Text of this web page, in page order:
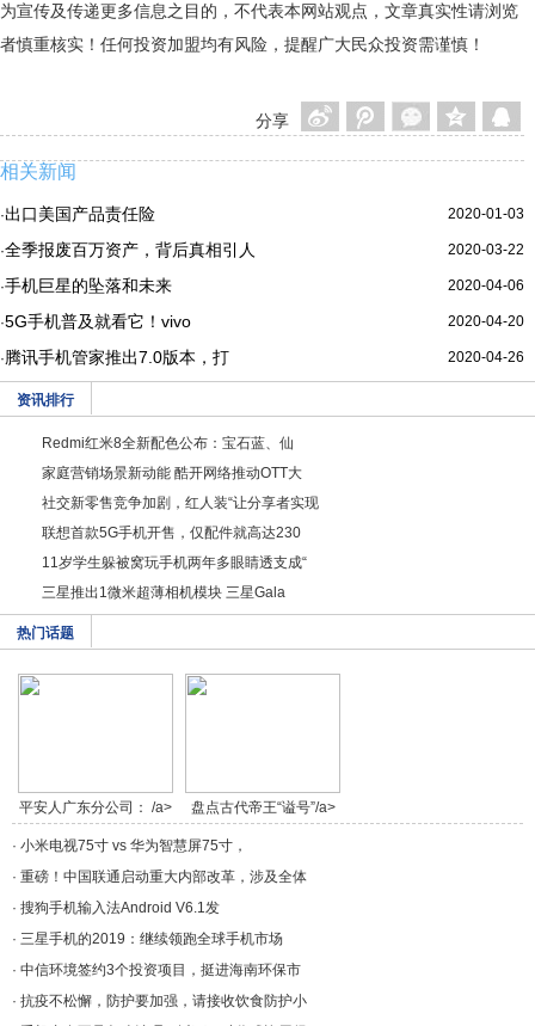
为宣传及传递更多信息之目的，不代表本网站观点，文章真实性请浏览
者慎重核实！任何投资加盟均有风险，提醒广大民众投资需谨慎！
分享
相关新闻
2020-01-03
·出口美国产品责任险
2020-03-22
·全季报废百万资产，背后真相引人
2020-04-06
·手机巨星的坠落和未来
2020-04-20
·5G手机普及就看它！vivo
2020-04-26
· 腾讯手机管家推出7.0版本，打
资讯排行
Redmi红米8全新配色公布：宝石蓝、仙
家庭营销场景新动能 酷开网络推动OTT大
社交新零售竞争加剧，红人装“让分享者实现
联想首款5G手机开售，仅配件就高达230
11岁学生躲被窝玩手机两年多眼睛透支成“
三星推出1微米超薄相机模块 三星Gala
热门话题
平安人广东分公司： /a> 盘点古代帝王“谥号”/a>
· 小米电视75寸 vs 华为智慧屏75寸，
· 重磅！中国联通启动重大内部改革，涉及全体
· 搜狗手机输入法Android V6.1发
· 三星手机的2019：继续领跑全球手机市场
· 中信环境签约3个投资项目，挺进海南环保市
· 抗疫不松懈，防护要加强，请接收饮食防护小